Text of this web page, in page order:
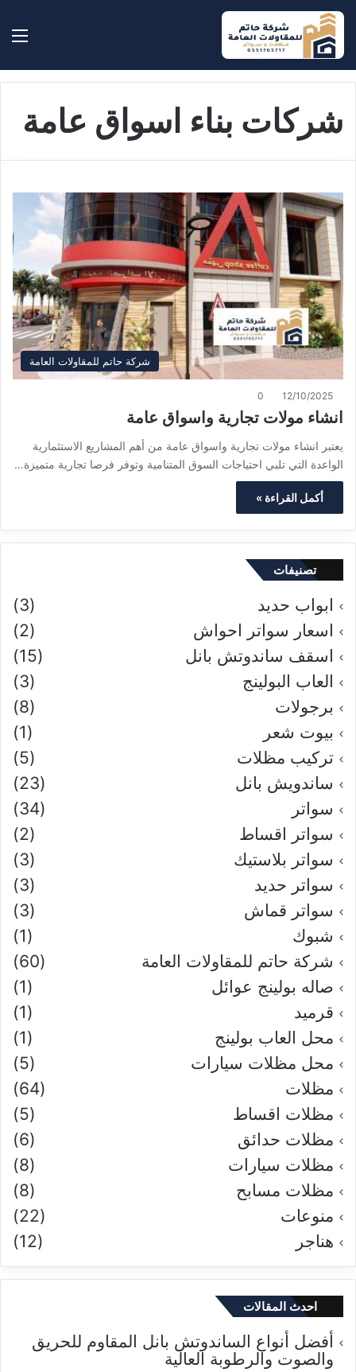
بحث
شركات بناء اسواق عامة
شركة حاتم للمقاولات العامة
12/10/2025
0
انشاء مولات تجارية واسواق عامة
يعتبر انشاء مولات تجارية واسواق عامة من أهم المشاريع الاستثمارية
الواعدة التي تلبي احتياجات السوق المتنامية وتوفر فرصا تجارية متميزة…
أكمل القراءة »
تصنيفات
ابواب حديد
(3)
اسعار سواتر احواش
(2)
اسقف ساندوتش بانل
(15)
العاب البولينج
(3)
برجولات
(8)
بيوت شعر
(1)
تركيب مظلات
(5)
ساندويش بانل
(23)
سواتر
(34)
سواتر اقساط
(2)
سواتر بلاستيك
(3)
سواتر حديد
(3)
سواتر قماش
(3)
شبوك
(1)
شركة حاتم للمقاولات العامة
(60)
صاله بولينج عوائل
(1)
قرميد
(1)
محل العاب بولينج
(1)
محل مظلات سيارات
(5)
مظلات
(64)
مظلات اقساط
(5)
مظلات حدائق
(6)
مظلات سيارات
(8)
مظلات مسابح
(8)
منوعات
(22)
هناجر
(12)
احدث المقالات
أفضل أنواع الساندوتش بانل المقاوم للحريق
والصوت والرطوبة العالية